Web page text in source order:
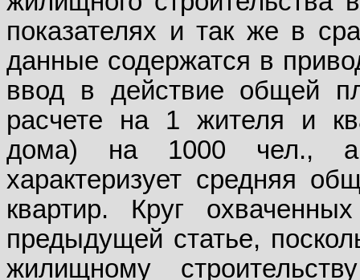
показателях и так же в
данные содержатся в
ввод в действие общей
расчете на 1 жителя и
дома) на 1000 чел., а
характеризует средняя
квартир. Круг
предыдущей статье,
жилищному